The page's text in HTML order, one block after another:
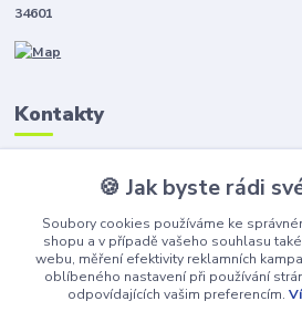
34601
Kontakty
Zákaznická podpora
+420601593370
(Po-Pá, 8-16 hod.)
eshop@reha-arnika.cz
🍪 Jak byste rádi
Soubory cookies používáme ke
shopu a v případě vašeho souhlasu
webu, měření efektivity reklamních
oblíbeného nastavení při používání
odpovídajících vašim preferencím.